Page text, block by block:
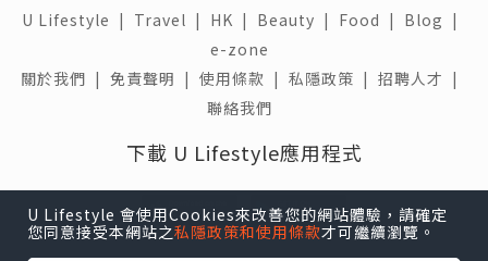
U Lifestyle | Travel | HK | Beauty | Food | Blog |
e-zone
關於我們 | 免責聲明 | 使用條款 | 私隱政策 | 招聘人才 |
聯絡我們
下載 U Lifestyle應用程式
U Lifestyle 會使用Cookies來改善您的網站體驗，請確定
您同意接受本網站之私隱政策和使用條款才可繼續瀏覽。